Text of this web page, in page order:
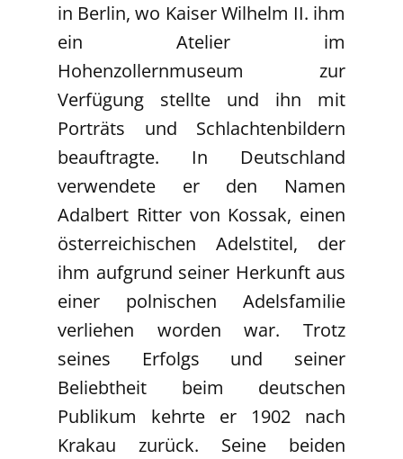
in Berlin, wo Kaiser Wilhelm II. ihm
ein Atelier im
Hohenzollernmuseum zur
Verfügung stellte und ihn mit
Porträts und Schlachtenbildern
beauftragte. In Deutschland
verwendete er den Namen
Adalbert Ritter von Kossak, einen
österreichischen Adelstitel, der
ihm aufgrund seiner Herkunft aus
einer polnischen Adelsfamilie
verliehen worden war. Trotz
seines Erfolgs und seiner
Beliebtheit beim deutschen
Publikum kehrte er 1902 nach
Krakau zurück. Seine beiden